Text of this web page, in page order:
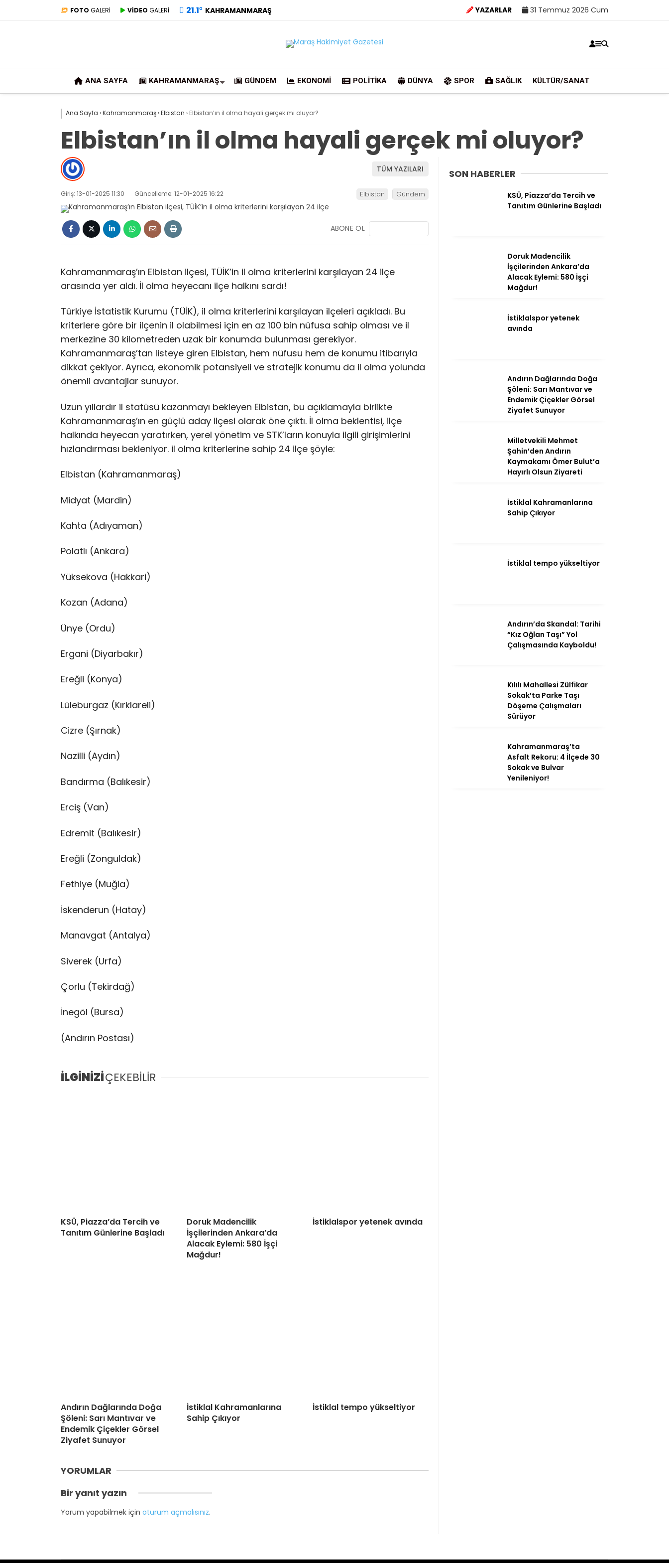
Kahramanmaraş
Sağlık
Kültür/Sanat
FOTO GALERİ VİDEO GALERİ 21.1° KAHRAMANMARAŞ YAZARLAR 31 Temmuz 2026 Cum
ANA SAYFA KAHRAMANMARAŞ GÜNDEM EKONOMI POLITIKA DÜNYA SPOR SAĞLIK KÜLTÜR/SANAT
Ana Sayfa ›Kahramanmaraş›Elbistan › Elbistan’ın il olma hayali gerçek mi oluyor?
Elbistan’ın il olma hayali gerçek mi oluyor?
TÜM YAZILARI
Giriş: 13-01-2025 11:30 Güncelleme: 12-01-2025 16:22 Elbistan Gündem
ABONE OL
Kahramanmaraş’ın Elbistan ilçesi, TÜİK’in il olma kriterlerini karşılayan 24 ilçe
arasında yer aldı. İl olma heyecanı ilçe halkını sardı!
Türkiye İstatistik Kurumu (TÜİK), il olma kriterlerini karşılayan ilçeleri açıkladı. Bu
kriterlere göre bir ilçenin il olabilmesi için en az 100 bin nüfusa sahip olması ve il
merkezine 30 kilometreden uzak bir konumda bulunması gerekiyor.
Kahramanmaraş’tan listeye giren Elbistan, hem nüfusu hem de konumu itibarıyla
dikkat çekiyor. Ayrıca, ekonomik potansiyeli ve stratejik konumu da il olma yolunda
önemli avantajlar sunuyor.
Uzun yıllardır il statüsü kazanmayı bekleyen Elbistan, bu açıklamayla birlikte
Kahramanmaraş’ın en güçlü aday ilçesi olarak öne çıktı. İl olma beklentisi, ilçe
halkında heyecan yaratırken, yerel yönetim ve STK’ların konuyla ilgili girişimlerini
hızlandırması bekleniyor. il olma kriterlerine sahip 24 ilçe şöyle:
Elbistan (Kahramanmaraş)
Midyat (Mardin)
Kahta (Adıyaman)
Polatlı (Ankara)
Yüksekova (Hakkari)
Kozan (Adana)
Ünye (Ordu)
Ergani (Diyarbakır)
Ereğli (Konya)
Lüleburgaz (Kırklareli)
Cizre (Şırnak)
Nazilli (Aydın)
Bandırma (Balıkesir)
Erciş (Van)
Edremit (Balıkesir)
Ereğli (Zonguldak)
Fethiye (Muğla)
İskenderun (Hatay)
Manavgat (Antalya)
Siverek (Urfa)
Çorlu (Tekirdağ)
İnegöl (Bursa)
(Andırın Postası)
İLGİNİZİÇEKEBİLİR
KSÜ, Piazza’da Tercih ve
Tanıtım Günlerine Başladı
Doruk Madencilik
İşçilerinden Ankara’da
Alacak Eylemi: 580 İşçi
Mağdur!
İstiklalspor yetenek avında
Andırın Dağlarında Doğa
Şöleni: Sarı Mantıvar ve
Endemik Çiçekler Görsel
Ziyafet Sunuyor
İstiklal Kahramanlarına
Sahip Çıkıyor
İstiklal tempo yükseltiyor
YORUMLAR
Bir yanıt yazın
Yorum yapabilmek için oturum açmalısınız.
SON HABERLER
KSÜ, Piazza’da Tercih ve
Tanıtım Günlerine Başladı
Doruk Madencilik
İşçilerinden Ankara’da
Alacak Eylemi: 580 İşçi
Mağdur!
İstiklalspor yetenek
avında
Andırın Dağlarında Doğa
Şöleni: Sarı Mantıvar ve
Endemik Çiçekler Görsel
Ziyafet Sunuyor
Milletvekili Mehmet
Şahin’den Andırın
Kaymakamı Ömer Bulut’a
Hayırlı Olsun Ziyareti
İstiklal Kahramanlarına
Sahip Çıkıyor
İstiklal tempo yükseltiyor
Andırın’da Skandal: Tarihi
“Kız Oğlan Taşı” Yol
Çalışmasında Kayboldu!
Kılılı Mahallesi Zülfikar
Sokak’ta Parke Taşı
Döşeme Çalışmaları
Sürüyor
Kahramanmaraş’ta
Asfalt Rekoru: 4 İlçede 30
Sokak ve Bulvar
Yenileniyor!